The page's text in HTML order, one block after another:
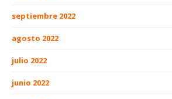
septiembre 2022
agosto 2022
julio 2022
junio 2022